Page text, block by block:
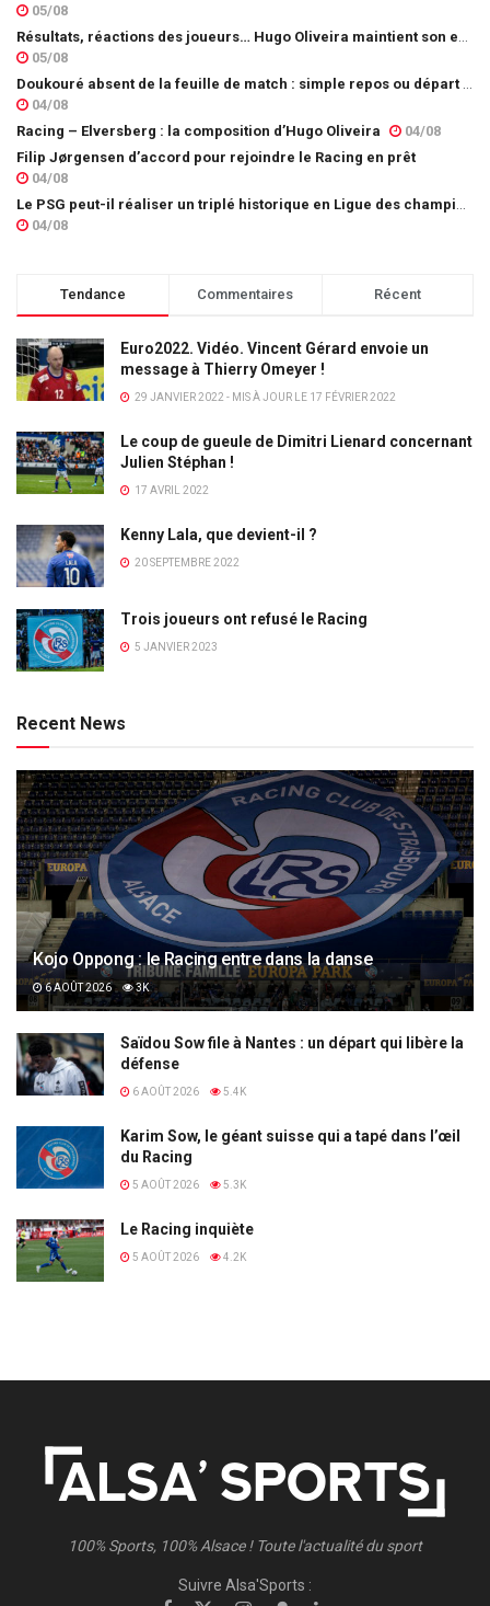
05/08
05/08
04/08
Racing – Elversberg : la composition d’Hugo Oliveira
04/08
Filip Jørgensen d’accord pour rejoindre le Racing en prêt
04/08
04/08
Tendance Commentaires Récent
Euro2022. Vidéo. Vincent Gérard envoie un
message à Thierry Omeyer !
29 JANVIER 2022 - MIS À JOUR LE 17 FÉVRIER 2022
Le coup de gueule de Dimitri Lienard concernant
Julien Stéphan !
17 AVRIL 2022
Kenny Lala, que devient-il ?
20 SEPTEMBRE 2022
Trois joueurs ont refusé le Racing
5 JANVIER 2023
Recent News
Kojo Oppong : le Racing entre dans la danse
6 AOÛT 2026 3K
Saïdou Sow file à Nantes : un départ qui libère la
défense
6 AOÛT 2026 5.4K
Karim Sow, le géant suisse qui a tapé dans l’œil
du Racing
5 AOÛT 2026 5.3K
Le Racing inquiète
5 AOÛT 2026 4.2K
100% Sports, 100% Alsace ! Toute l'actualité du sport
Suivre Alsa'Sports :